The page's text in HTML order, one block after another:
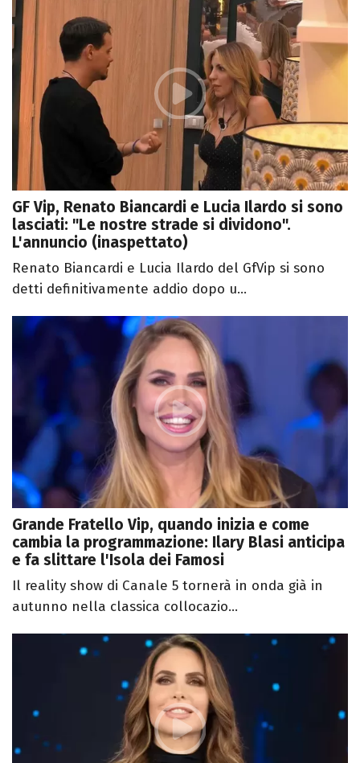
GF Vip, Renato Biancardi e Lucia Ilardo si sono
lasciati: "Le nostre strade si dividono".
L'annuncio (inaspettato)
Renato Biancardi e Lucia Ilardo del GfVip si sono
detti definitivamente addio dopo u...
Grande Fratello Vip, quando inizia e come
cambia la programmazione: Ilary Blasi anticipa
e fa slittare l'Isola dei Famosi
Il reality show di Canale 5 tornerà in onda già in
autunno nella classica collocazio...